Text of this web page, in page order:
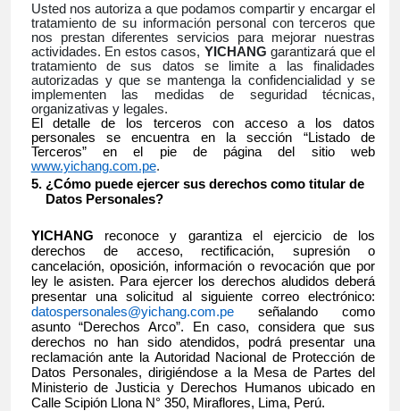
Usted nos autoriza a que podamos compartir y encargar el
tratamiento de su información personal con terceros que
nos prestan diferentes servicios para mejorar nuestras
actividades. En estos casos, YICHANGgarantizará que el
tratamiento de sus datos se limite a las finalidades
autorizadas y que se mantenga la confidencialidad y se
implementen las medidas de seguridad técnicas,
organizativas y legales.
El detalle de los terceros con acceso a los datos
personales se encuentra en la sección “Listado de
Terceros” en el pie de página del sitio web
www.yichang.com.pe.
¿Cómo puede ejercer sus derechos como titular de
Datos Personales?
YICHANG reconoce y garantiza el ejercicio de los
derechos de acceso, rectificación, supresión o
cancelación, oposición, información o revocación que por
ley le asisten. Para ejercer los derechos aludidos deberá
presentar una solicitud al siguiente correo electrónico:
datospersonales@yichang.com.pe señalando como
asunto “Derechos Arco”. En caso, considera que sus
derechos no han sido atendidos, podrá presentar una
reclamación ante la Autoridad Nacional de Protección de
Datos Personales, dirigiéndose a la Mesa de Partes del
Ministerio de Justicia y Derechos Humanos ubicado en
Calle Scipión Llona N° 350, Miraflores, Lima, Perú.